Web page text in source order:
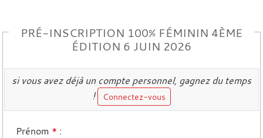
PRÉ-INSCRIPTION 100% FÉMININ 4ÈME
ÉDITION 6 JUIN 2026
si vous avez déjà un compte personnel, gagnez du temps
!
Connectez-vous
Prénom * :